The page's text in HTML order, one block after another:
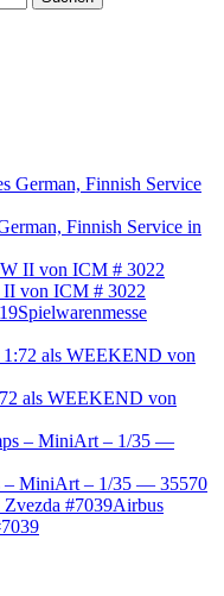
Finnish Service in
II von ICM # 3022
Spielwarenmesse
als WEEKEND von
– MiniArt – 1/35 — 35570
Airbus